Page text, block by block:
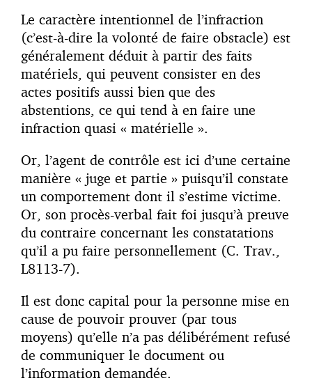
Le caractère intentionnel de l’infraction
(c’est-à-dire la volonté de faire obstacle) est
généralement déduit à partir des faits
matériels, qui peuvent consister en des
actes positifs aussi bien que des
abstentions, ce qui tend à en faire une
infraction quasi « matérielle ».
Or, l’agent de contrôle est ici d’une certaine
manière « juge et partie » puisqu’il constate
un comportement dont il s’estime victime.
Or, son procès-verbal fait foi jusqu’à preuve
du contraire concernant les constatations
qu’il a pu faire personnellement (C. Trav.,
L8113-7).
Il est donc capital pour la personne mise en
cause de pouvoir prouver (par tous
moyens) qu’elle n’a pas délibérément refusé
de communiquer le document ou
l’information demandée.